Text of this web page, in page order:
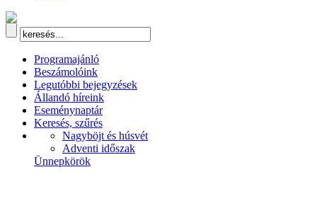
Programajánló
Beszámolóink
Legutóbbi bejegyzések
Állandó híreink
Eseménynaptár
Keresés, szűrés
Nagyböjt és húsvét
Adventi időszak
Ünnepkörök